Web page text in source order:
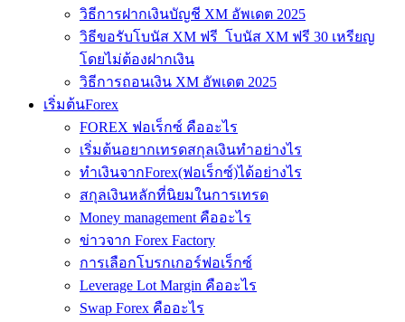
วิธีการฝากเงินบัญชี XM อัพเดต 2025
วิธีขอรับโบนัส XM ฟรี โบนัส XM ฟรี 30 เหรียญ
โดยไม่ต้องฝากเงิน
วิธีการถอนเงิน XM อัพเดต 2025
เริ่มต้นForex
FOREX ฟอเร็กซ์ คืออะไร
เริ่มต้นอยากเทรดสกุลเงินทำอย่างไร
ทำเงินจากForex(ฟอเร็กซ์)ได้อย่างไร
สกุลเงินหลักที่นิยมในการเทรด
Money management คืออะไร
ข่าวจาก Forex Factory
การเลือกโบรกเกอร์ฟอเร็กซ์
Leverage Lot Margin คืออะไร
Swap Forex คืออะไร